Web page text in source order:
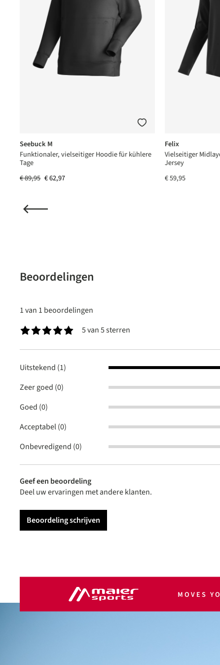
Seebuck M
Funktionaler, vielseitiger Hoodie für kühlere
Tage
€ 89,95 € 62,97
Felix
Vielseitiger
Jersey
€ 59,95
Beoordelingen
1 van 1 beoordelingen
5 van 5 sterren
Uitstekend (1)
Zeer goed (0)
Goed (0)
Acceptabel (0)
Onbevredigend (0)
Geef een beoordeling
Deel uw ervaringen met andere klanten.
Beoordeling schrijven
MOVES